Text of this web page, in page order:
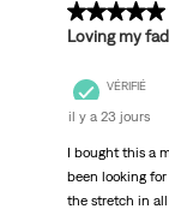
5 sur 5
Loving my
VÉRIFIÉ
il y a 23 jours
I bought this a
been looking
the stretch in